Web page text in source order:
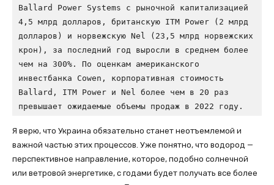
Ballard Power Systems с рыночной капитализацией
4,5 млрд долларов, британскую ITM Power (2 млрд
долларов) и норвежскую Nel (23,5 млрд норвежских
крон), за последний год выросли в среднем более
чем на 300%. По оценкам американского
инвестбанка Cowen, корпоративная стоимость
Ballard, ITM Power и Nel более чем в 20 раз
превышает ожидаемые объемы продаж в 2022 году.
Я верю, что Украина обязательно станет неотъемлемой и
важной частью этих процессов. Уже понятно, что водород —
перспективное направление, которое, подобно солнечной
или ветровой энергетике, с годами будет получать все более